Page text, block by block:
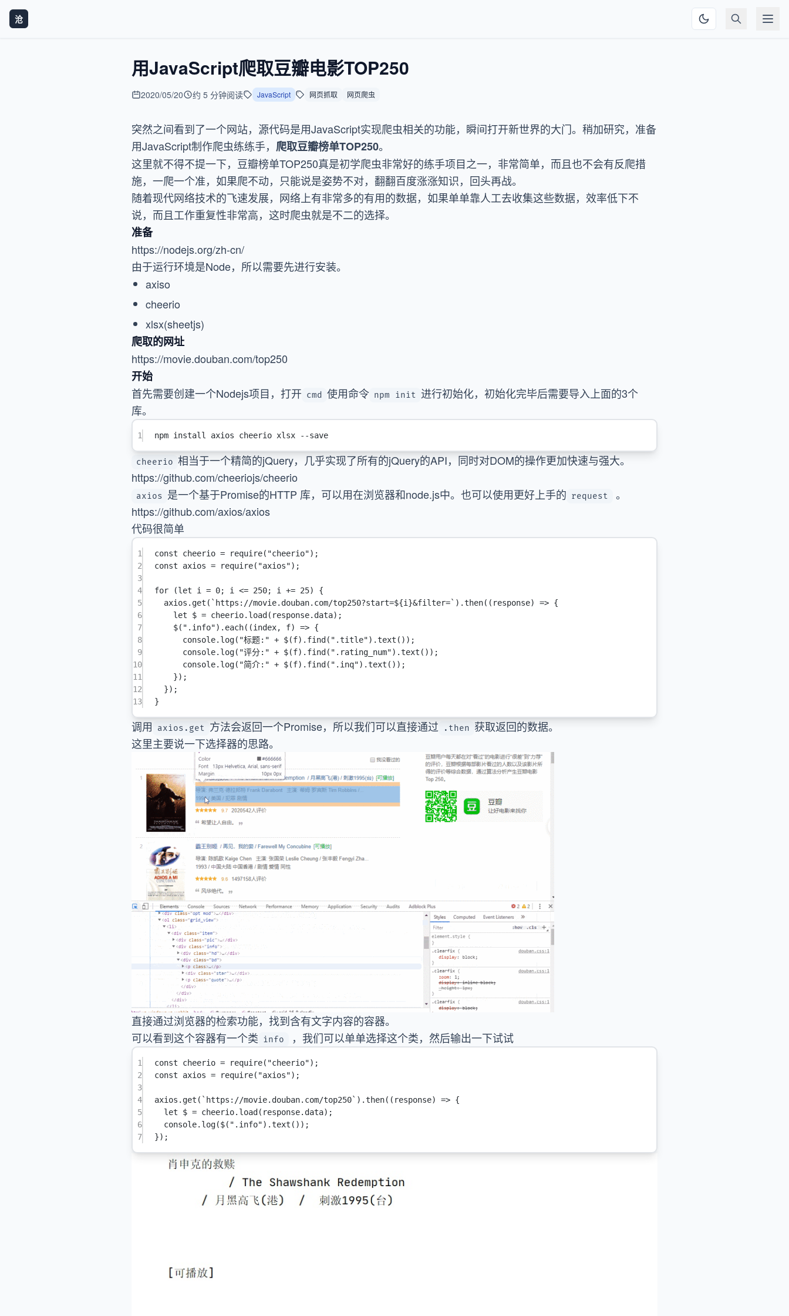
沧
用JavaScript爬取豆瓣电影TOP250
2020/05/20 约 5 分钟阅读 JavaScript 网页抓取 网页爬虫
突然之间看到了一个网站，源代码是用JavaScript实现爬虫相关的功能，瞬间打开新世界的大门。稍加研究，准备
用JavaScript制作爬虫练练手， 爬取豆瓣榜单TOP250。
这里就不得不提一下，豆瓣榜单TOP250真是初学爬虫非常好的练手项目之一，非常简单，而且也不会有反爬措
施，一爬一个准，如果爬不动，只能说是姿势不对，翻翻百度涨涨知识，回头再战。
随着现代网络技术的飞速发展，网络上有非常多的有用的数据，如果单单靠人工去收集这些数据，效率低下不
说，而且工作重复性非常高，这时爬虫就是不二的选择。
准备
https://nodejs.org/zh-cn/
由于运行环境是Node，所以需要先进行安装。
axiso
cheerio
xlsx(sheetjs)
爬取的网址
https://movie.douban.com/top250
开始
首先需要创建一个Nodejs项目，打开 cmd 使用命令 npm init 进行初始化，初始化完毕后需要导入上面的3个
库。
1 npm install axios cheerio xlsx --save
cheerio 相当于一个精简的jQuery，几乎实现了所有的jQuery的API，同时对DOM的操作更加快速与强大。
https://github.com/cheeriojs/cheerio
axios 是一个基于Promise的HTTP 库，可以用在浏览器和node.js中。也可以使用更好上手的 request
。
https://github.com/axios/axios
代码很简单
1 const cheerio = require( "cheerio");
2
const axios = require( "axios");
3
4
for (let i = 0; i <= 250; i += 25) {
5
axios. get ( `https://movie.douban.com/top250?start=${i }&filter=` ).then(( response) => {
6
let $ = cheerio. load(response.data);
7
$( ".info"). each((index, f) => {
8
console. log( "标题:" + $(f). find( ".title").text ());
9
console. log( "评分:" + $(f). find( ".rating_num").text ());
10
console. log( "简介:" + $(f). find( ".inq").text ());
11
});
12
});
13
}
调用 axios.get 方法会返回一个Promise，所以我们可以直接通过 .then 获取返回的数据。
这里主要说一下选择器的思路。
直接通过浏览器的检索功能，找到含有文字内容的容器。
可以看到这个容器有一个类 info ，我们可以单单选择这个类，然后输出一下试试
1 const cheerio = require( "cheerio");
2
const axios = require( "axios");
3
4
axios. get ( `https://movie.douban.com/top250` ).then(( response) => {
5
let $ = cheerio. load(response.data);
6
console. log($( ".info").text ());
7
});